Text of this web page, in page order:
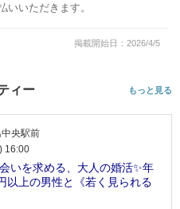
いいただきます。
掲載開始日：2026/4/5
ィー もっと見る
中央駅前
16:00
いを求める、大人の婚活✨年
以上の男性と《若く見られる